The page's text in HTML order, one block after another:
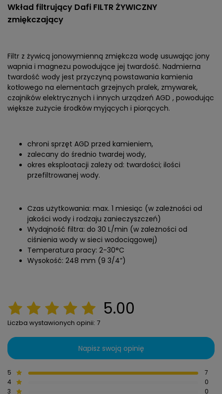
Wkład filtrujący Dafi FILTR ŻYWICZNY
zmiękczający
Filtr z żywicą jonowymienną zmiękcza wodę usuwając jony
wapnia i magnezu powodujące jej twardość. Nadmierna
twardość wody jest przyczyną powstawania kamienia
kotłowego na elementach grzejnych pralek, zmywarek,
czajników elektrycznych i innych urządzeń AGD , powodując
większe zużycie środków myjących i piorących.
chroni sprzęt AGD przed kamieniem,
zalecany do średnio twardej wody,
okres eksploatacji zależy od: twardości; ilości
przefiltrowanej wody.
Czas użytkowania: max. 1 miesiąc (w zależności od
jakości wody i rodzaju zanieczyszczeń)
Wydajność filtra: do 30 L/min (w zależności od
ciśnienia wody w sieci wodociągowej)
Temperatura pracy: 2-30°C
Wysokość: 248 mm (9 3/4”)
5.00
Liczba wystawionych opinii: 7
Napisz swoją opinię
5
7
4
0
3
0